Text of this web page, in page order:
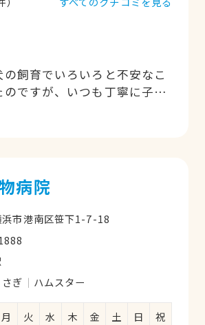
の飼育でいろいろと不安なこ
のですが、いつも丁寧に子供
く説明をしてくださりとて
た。順調に犬を飼い始めるこ
病院
浜市港南区笹下1-7-18
さぎ ハムスター
月 火 水 木 金 土 日
祝